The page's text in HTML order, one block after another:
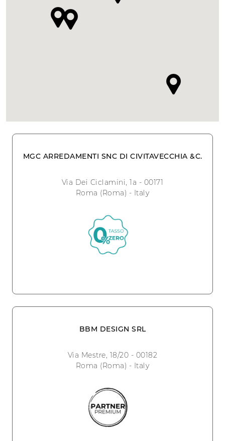
MGC ARREDAMENTI SNC DI CIVITAVECCHIA &C.
Via Dei Ciclamini, 1a - 00171
Roma (Roma) - Italy
BBM DESIGN SRL
Via Mestre, 18/20 - 00182
Roma (Roma) - Italy